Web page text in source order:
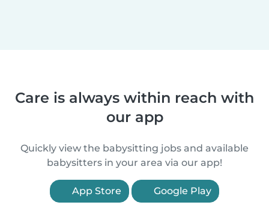
Care is always within reach with
our app
Quickly view the babysitting jobs and available
babysitters in your area via our app!
App Store Google Play